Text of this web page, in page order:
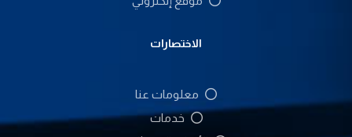
الاختصارات
معلومات عنا
خدمات